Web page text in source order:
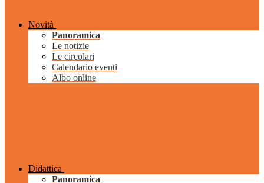
Novità
Panoramica
Le notizie
Le circolari
Calendario eventi
Albo online
Didattica
Panoramica